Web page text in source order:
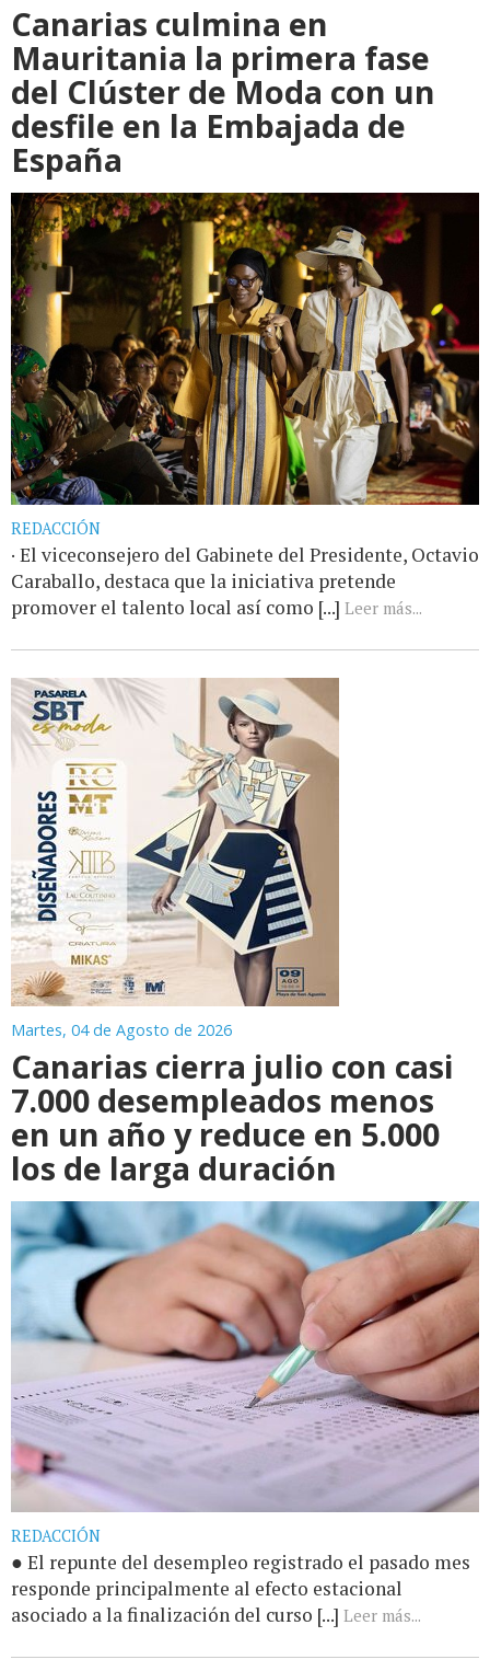
Canarias culmina en
Mauritania la primera fase
del Clúster de Moda con un
desfile en la Embajada de
España
REDACCIÓN
· El viceconsejero del Gabinete del Presidente, Octavio
Caraballo, destaca que la iniciativa pretende
promover el talento local así como [...] Leer más...
Martes, 04 de Agosto de 2026
Canarias cierra julio con casi
7.000 desempleados menos
en un año y reduce en 5.000
los de larga duración
REDACCIÓN
● El repunte del desempleo registrado el pasado mes
responde principalmente al efecto estacional
asociado a la finalización del curso [...] Leer más...